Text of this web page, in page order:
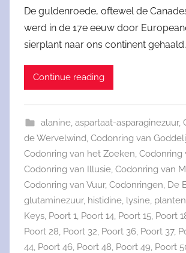
De guldenroede, oftewel de
werd in de 17e eeuw door
sierplant naar ons continent
Continue reading
alanine, aspartaat-asparaginezuur,
de Wervelwind Codonring van
Codonring van het Zoeken Codonring
Codonring van Illusie Codonring van
Codonring van Vuur, Codonringen De
glutaminezuur, histidine lysine
Keys Poort 1 Poort 14 Poort 15 Poort
Poort 28 Poort 32 Poort 36 Poort 37,
44 Poort 46 Poort 48 Poort 49 Poort